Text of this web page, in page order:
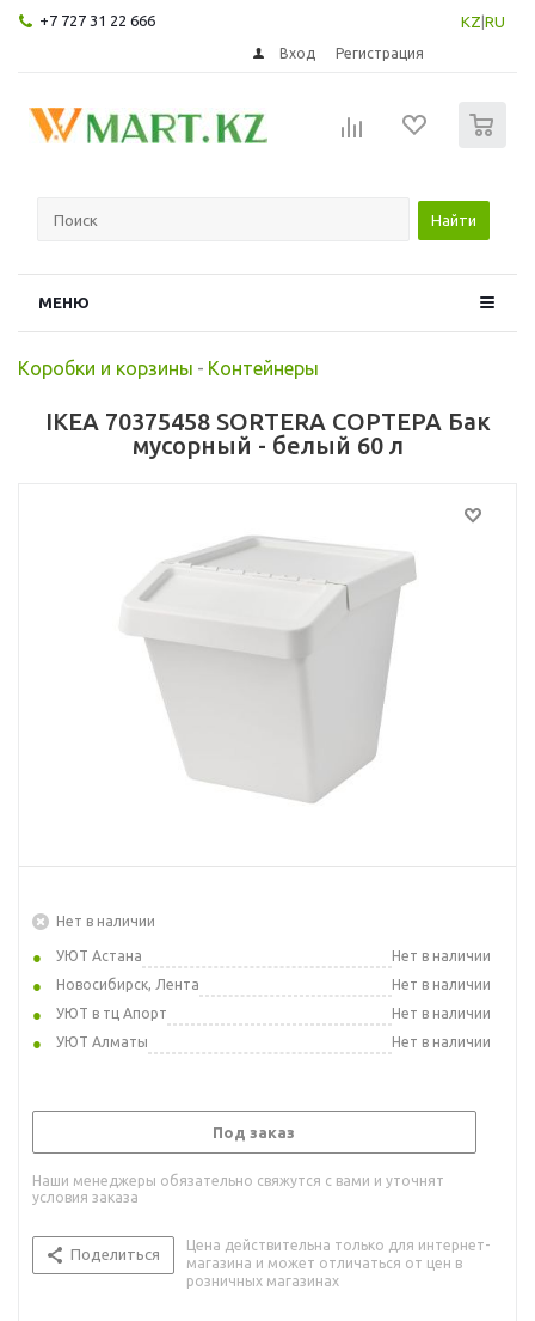
+7 727 31 22 666 KZ RU
Вход Регистрация
Найти
МЕНЮ
Коробки и корзины - Контейнеры
IKEA 70375458 SORTERA СОРТЕРА Бак
мусорный - белый 60 л
Нет в наличии
УЮТ Астана
Нет в наличии
Новосибирск, Лента
Нет в наличии
УЮТ в тц Апорт
Нет в наличии
УЮТ Алматы
Нет в наличии
Под заказ
Наши менеджеры обязательно свяжутся с вами и уточнят
условия заказа
Поделиться
Цена действительна только для интернет-
магазина и может отличаться от цен в
розничных магазинах